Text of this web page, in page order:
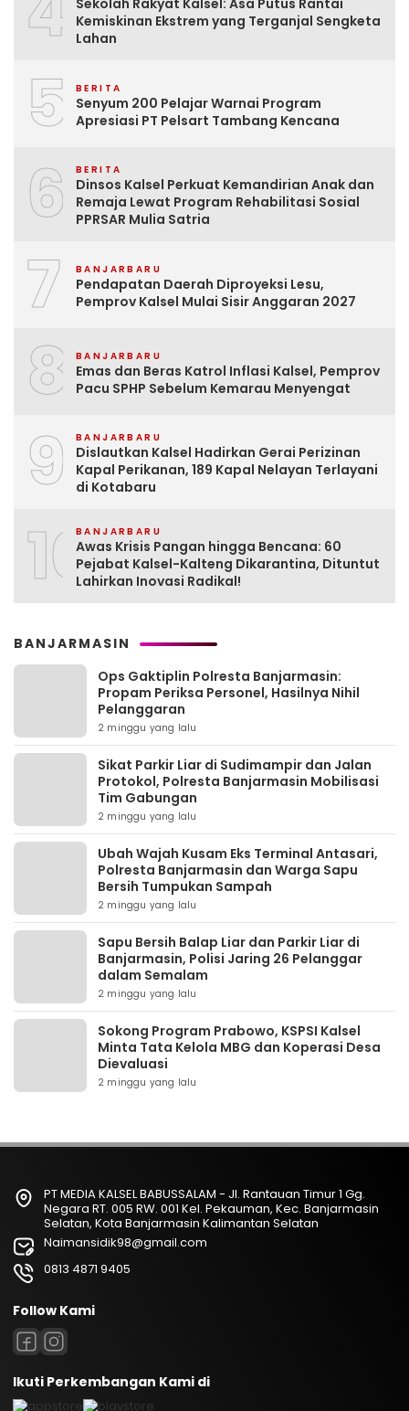
Sekolah Rakyat Kalsel: Asa Putus Rantai
Kemiskinan Ekstrem yang Terganjal Sengketa
Lahan
5 BERITA
Senyum 200 Pelajar Warnai Program
Apresiasi PT Pelsart Tambang Kencana
6 BERITA
Dinsos Kalsel Perkuat Kemandirian Anak dan
Remaja Lewat Program Rehabilitasi Sosial
PPRSAR Mulia Satria
7 BANJARBARU
Pendapatan Daerah Diproyeksi Lesu,
Pemprov Kalsel Mulai Sisir Anggaran 2027
8 BANJARBARU
Emas dan Beras Katrol Inflasi Kalsel, Pemprov
Pacu SPHP Sebelum Kemarau Menyengat
9 BANJARBARU
Dislautkan Kalsel Hadirkan Gerai Perizinan
Kapal Perikanan, 189 Kapal Nelayan Terlayani
di Kotabaru
10BANJARBARU
Awas Krisis Pangan hingga Bencana: 60
Pejabat Kalsel-Kalteng Dikarantina, Dituntut
Lahirkan Inovasi Radikal!
BANJARMASIN
Ops Gaktiplin Polresta Banjarmasin:
Propam Periksa Personel, Hasilnya Nihil
Pelanggaran
2 minggu yang lalu
Sikat Parkir Liar di Sudimampir dan Jalan
Protokol, Polresta Banjarmasin Mobilisasi
Tim Gabungan
2 minggu yang lalu
Ubah Wajah Kusam Eks Terminal Antasari,
Polresta Banjarmasin dan Warga Sapu
Bersih Tumpukan Sampah
2 minggu yang lalu
Sapu Bersih Balap Liar dan Parkir Liar di
Banjarmasin, Polisi Jaring 26 Pelanggar
dalam Semalam
2 minggu yang lalu
Sokong Program Prabowo, KSPSI Kalsel
Minta Tata Kelola MBG dan Koperasi Desa
Dievaluasi
2 minggu yang lalu
PT MEDIA KALSEL BABUSSALAM - Jl. Rantauan Timur 1 Gg.
Negara RT. 005 RW. 001 Kel. Pekauman, Kec. Banjarmasin
Selatan, Kota Banjarmasin Kalimantan Selatan
Naimansidik98@gmail.com
0813 4871 9405
Follow Kami
Ikuti Perkembangan Kami di